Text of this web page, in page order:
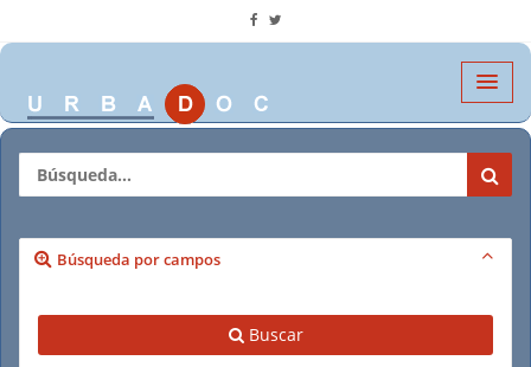
Búsqueda por campos
Buscar